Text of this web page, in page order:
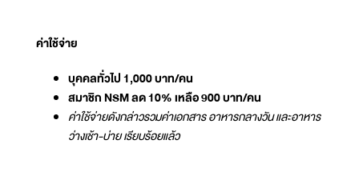
ค่าใช้จ่าย
บุคคลทั่วไป 1,000 บาท/คน
สมาชิก NSM ลด 10% เหลือ 900 บาท/คน
ค่าใช้จ่ายดังกล่าวรวมค่าเอกสาร อาหารกลางวัน และอาหาร
ว่างเช้า-บ่าย เรียบร้อยแล้ว